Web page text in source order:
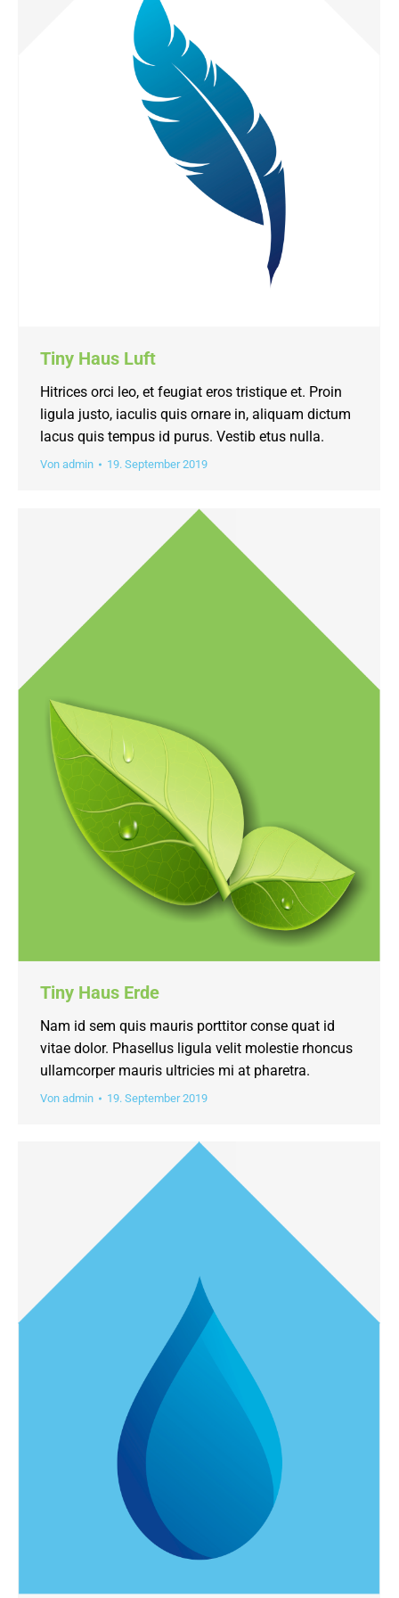
Tiny Haus Luft
Hitrices orci leo, et feugiat eros tristique et. Proin
ligula justo, iaculis quis ornare in, aliquam dictum
lacus quis tempus id purus. Vestib etus nulla.
Von admin 19. September 2019
Tiny Haus Erde
Nam id sem quis mauris porttitor conse quat id
vitae dolor. Phasellus ligula velit molestie rhoncus
ullamcorper mauris ultricies mi at pharetra.
Von admin 19. September 2019